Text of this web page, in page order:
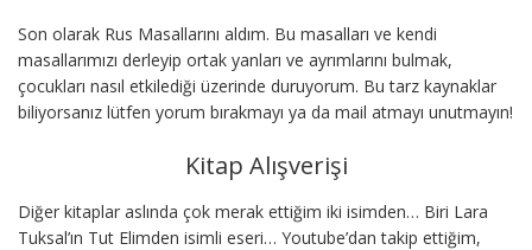
Son olarak Rus Masallarını aldım. Bu masalları ve kendi
masallarımızı derleyip ortak yanları ve ayrımlarını bulmak,
çocukları nasıl etkilediği üzerinde duruyorum. Bu tarz kaynaklar
biliyorsanız lütfen yorum bırakmayı ya da mail atmayı unutmayın!
Kitap Alışverişi
Diğer kitaplar aslında çok merak ettiğim iki isimden… Biri Lara
Tuksal’ın Tut Elimden isimli eseri… Youtube’dan takip ettiğim,